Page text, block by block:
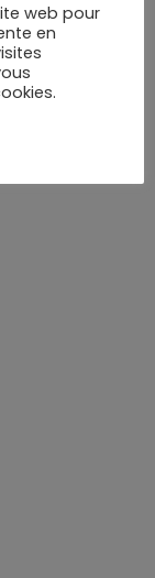
web pour
en